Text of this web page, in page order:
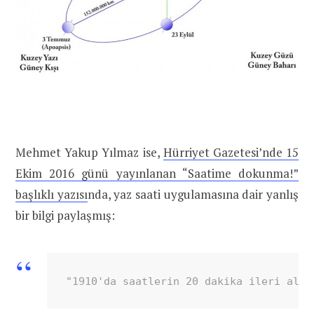
Mehmet Yakup Yılmaz ise, Hürriyet Gazetesi’nde 15
Ekim 2016 günü yayınlanan “Saatime dokunma!”
başlıklı yazısında, yaz saati uygulamasına dair yanlış
bir bilgi paylaşmış:
"1910'da saatlerin 20 dakika ileri